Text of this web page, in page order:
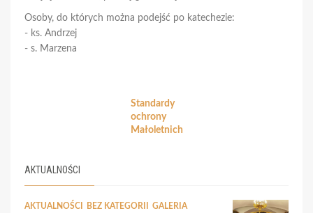
Osoby, do których można podejść po katechezie:
- ks. Andrzej
- s. Marzena
Standardy
ochrony
Małoletnich
AKTUALNOŚCI
AKTUALNOŚCI BEZ KATEGORII GALERIA